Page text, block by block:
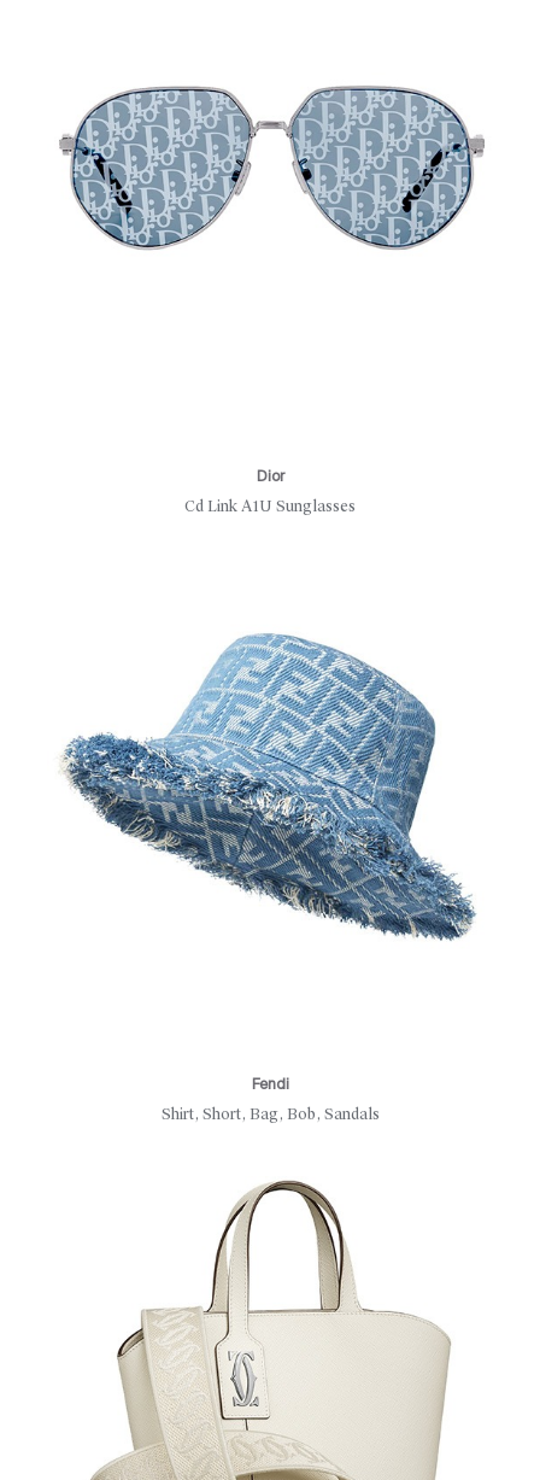
Dior
Cd Link A1U Sunglasses
Fendi
Shirt, Short, Bag, Bob, Sandals